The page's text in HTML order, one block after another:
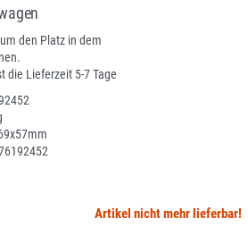
den Platz in dem
die Lieferzeit 5-7 Tage
Artikel nicht mehr lieferbar!